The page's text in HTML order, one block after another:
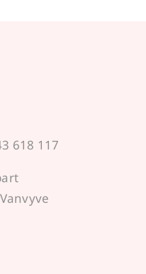
618 117